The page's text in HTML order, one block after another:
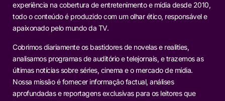
experiência na cobertura de entretenimento e mídia desde 2010,
todo o conteúdo é produzido com um olhar ético, responsável e
apaixonado pelo mundo da TV.
Cobrimos diariamente os bastidores de novelas e realities,
analisamos programas de auditório e telejornais, e trazemos as
últimas notícias sobre séries, cinema e o mercado de mídia.
Nossa missão é fornecer informação factual, análises
aprofundadas e reportagens exclusivas para os leitores que